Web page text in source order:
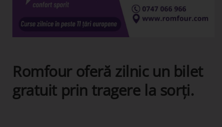
Romfour oferă zilnic un bilet
gratuit prin tragere la sorți.